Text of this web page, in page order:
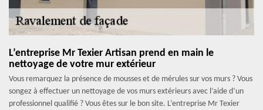
L’entreprise Mr Texier Artisan prend en main le
nettoyage de votre mur extérieur
Vous remarquez la présence de mousses et de mérules sur vos murs ? Vous
songez à effectuer un nettoyage de vos murs extérieurs avec l’aide d’un
professionnel qualifié ? Vous êtes sur le bon site. L’entreprise Mr Texier